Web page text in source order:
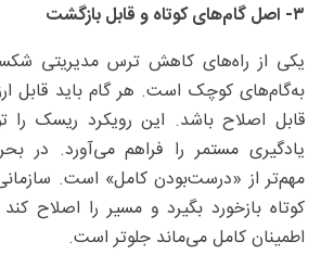
۳- اصل گام‌های کوتاه و قابل بازگشت
یکی از راه‌های کاهش ترس مدیریتی
به‌گام‌های کوچک است. هر گام باید قابل
قابل اصلاح باشد. این رویکرد ریسک را
یادگیری مستمر را فراهم می‌آورد. در
مهم‌تر از «درست‌بودن کامل» است.
کوتاه بازخورد بگیرد و مسیر را اصلاح
اطمینان کامل می‌ماند جلوتر است.